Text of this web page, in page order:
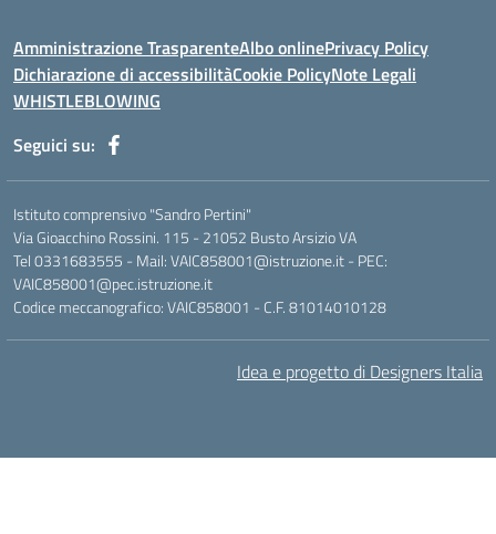
Amministrazione TrasparenteAlbo onlinePrivacy Policy
Dichiarazione di accessibilitàCookie PolicyNote Legali
WHISTLEBLOWING
Seguici su:
Istituto comprensivo "Sandro Pertini"
Via Gioacchino Rossini. 115 - 21052 Busto Arsizio VA
Tel 0331683555 - Mail: VAIC858001@istruzione.it - PEC:
VAIC858001@pec.istruzione.it
Codice meccanografico: VAIC858001 - C.F. 81014010128
Idea e progetto di Designers Italia